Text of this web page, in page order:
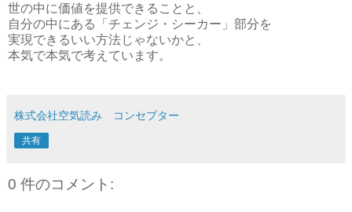
世の中に価値を提供できることと、
自分の中にある「チェンジ・シーカー」部分を
実現できるいい方法じゃないかと、
本気で本気で考えています。
株式会社空気読み コンセプター
共有
0 件のコメント: